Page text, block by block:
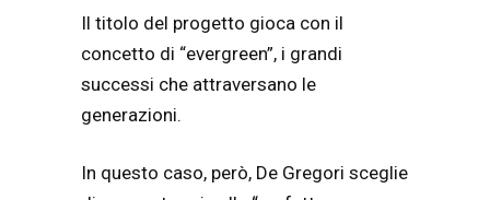
Il titolo del progetto gioca con il
concetto di “evergreen”, i grandi
successi che attraversano le
generazioni.
In questo caso, però, De Gregori sceglie